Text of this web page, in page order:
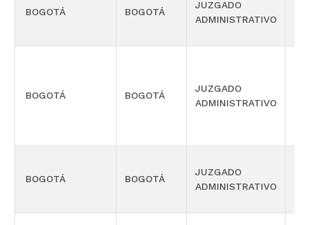
BOGOTÁ BOGOTÁ
JUZGADO
ADMINISTRATIVO
BOGOTÁ BOGOTÁ
JUZGADO
ADMINISTRATIVO
BOGOTÁ BOGOTÁ
JUZGADO
ADMINISTRATIVO